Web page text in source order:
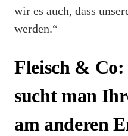
wir es auch, dass
werden.“
Fleisch &
sucht man
am anderen